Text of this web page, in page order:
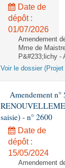
Date de
dépôt :
01/07/2026
Amendement
Mme de
P&#233;lichy -
Voir le dossier
Amendement
saisie) - n° 2600
Date de
dépôt :
15/05/2024
Amendement